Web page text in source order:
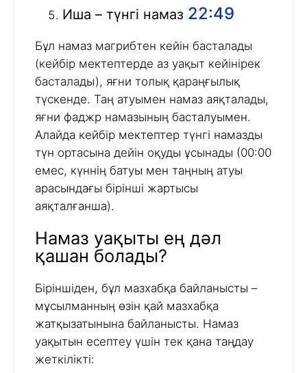
Иша – түнгі намаз 22:49
Бұл намаз магрибтен кейін басталады
(кейбір мектептерде аз уақыт кейінірек
басталады), яғни толық қараңғылық
түскенде. Таң атуымен намаз аяқталады,
яғни фаджр намазының басталуымен.
Алайда кейбір мектептер түнгі намазды
түн ортасына дейін оқуды ұсынады (00:00
емес, күннің батуы мен таңның атуы
арасындағы бірінші жартысы
аяқталғанша).
Намаз уақыты ең дәл
қашан болады?
Біріншіден, бұл мазхабқа байланысты –
мұсылманның өзін қай мазхабқа
жатқызатынына байланысты. Намаз
уақытын есептеу үшін тек қана таңдау
жеткілікті: